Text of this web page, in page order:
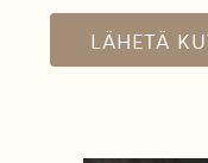
LÄHETÄ